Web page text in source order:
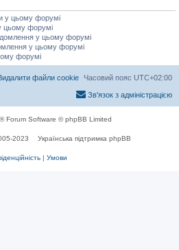
у цьому форумі
цьому форумі
у цьому форумі
у цьому форумі
форумі
Часовий пояс UTC+02:00
файли cookie
Зв'язок з адміністрацією
® Forum Software © phpBB Limited
2023 Українська підтримка phpBB
| Умови